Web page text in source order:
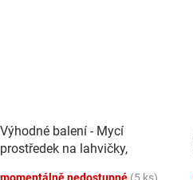
Výhodné balení - Mycí
prostředek na lahvičky,